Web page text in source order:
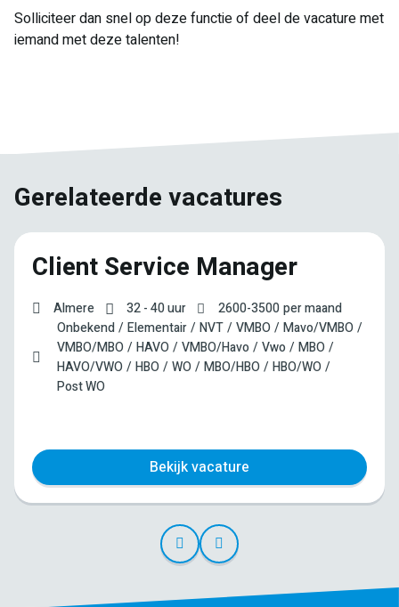
Solliciteer dan snel op deze functie of deel de vacature met
iemand met deze talenten!
Gerelateerde vacatures
Client Service Manager
Almere 32 - 40 uur 2600-3500per maand
Onbekend
Elementair NVT VMBO
Mavo/VMBO
VMBO/MBO
HAVO VMBO/Havo Vwo
MBO
HAVO/VWO
HBO WO MBO/HBO
HBO/WO
Post WO
Bekijk vacature